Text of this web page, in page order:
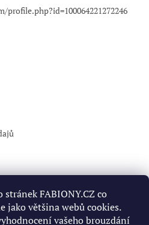
FABIONY.CZ co
jako většina webů cookies.
vašeho brouzdání